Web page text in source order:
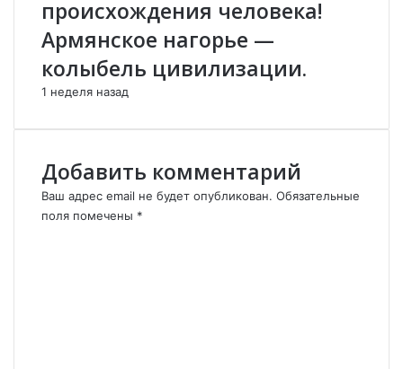
ш
и
н
я
н
происхождения человека!
Армянское нагорье —
колыбель цивилизации.
1 неделя назад
Добавить комментарий
Ваш адрес email не будет опубликован. Обязательные
поля помечены *